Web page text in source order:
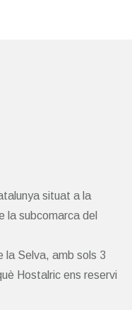
situat a la
la subcomarca del
la Selva, amb sols 3
Hostalric ens reservi